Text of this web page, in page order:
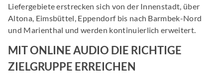
Liefergebiete erstrecken sich von der Innenstadt, über
Altona, Eimsbüttel, Eppendorf bis nach Barmbek-Nord
und Marienthal und werden kontinuierlich erweitert.
MIT ONLINE AUDIO DIE RICHTIGE
ZIELGRUPPE ERREICHEN